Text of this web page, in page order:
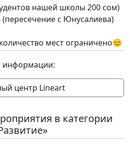
нашей школы 200 сом)
(пересечение с Юнусалиева)
мест ограничено😊
информации:
центр Lineart
в категории